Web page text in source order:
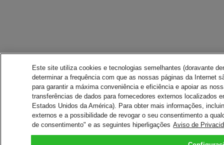
Este site utiliza cookies e tecnologias semelhantes (doravante
determinar a frequência com que as nossas páginas da Internet
para garantir a máxima conveniência e eficiência e apoiar as
transferências de dados para fornecedores externos localizados
Estados Unidos da América). Para obter mais informações,
externos e a possibilidade de revogar o seu consentimento a
de consentimento" e as seguintes hiperligações Aviso de